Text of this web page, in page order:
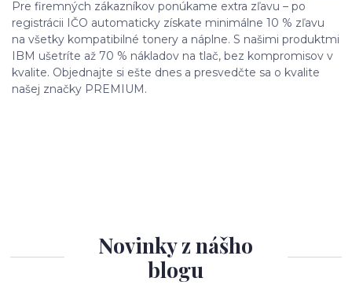
Pre firemných zákazníkov ponúkame extra zľavu – po
registrácii IČO automaticky získate minimálne 10 % zľavu
na všetky kompatibilné tonery a náplne. S našimi produktmi
IBM ušetríte až 70 % nákladov na tlač, bez kompromisov v
kvalite. Objednajte si ešte dnes a presvedčte sa o kvalite
našej značky PREMIUM.
Novinky z nášho
blogu